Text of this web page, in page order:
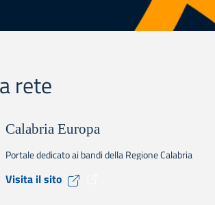
rete
Calabria Europa
Portale dedicato ai bandi della Regione Calabria
Visita il sito